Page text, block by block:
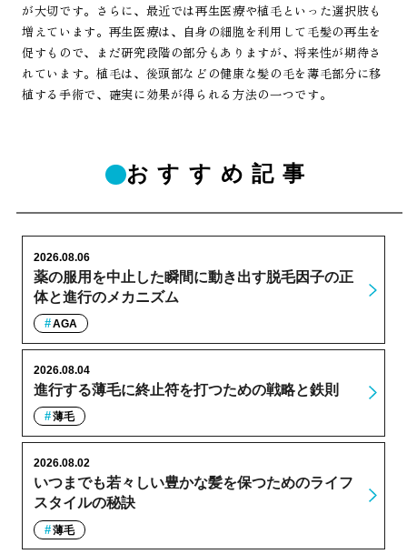
が大切です。さらに、最近では再生医療や植毛といった選択肢も
増えています。再生医療は、自身の細胞を利用して毛髪の再生を
促すもので、まだ研究段階の部分もありますが、将来性が期待さ
れています。植毛は、後頭部などの健康な髪の毛を薄毛部分に移
植する手術で、確実に効果が得られる方法の一つです。
おすすめ記事
薬の服用を中止した瞬間に動き出す脱毛因子の正
体と進行のメカニズム
2026.08.06
AGA
進行する薄毛に終止符を打つための戦略と鉄則
2026.08.04
薄毛
いつまでも若々しい豊かな髪を保つためのライフ
スタイルの秘訣
2026.08.02
薄毛